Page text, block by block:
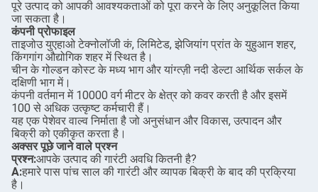
पूरे उत्पाद को आपकी आवश्यकताओं को पूरा करने के लिए अनुकूलित किया
जा सकता है।
कंपनी प्रोफाइल
ताइजोउ युएहाओ टेक्नोलॉजी कं, लिमिटेड, झेजियांग प्रांत के युहुआन शहर,
किंगगांग औद्योगिक शहर में स्थित है।
चीन के गोल्डन कोस्ट के मध्य भाग और यांग्त्ज़ी नदी डेल्टा आर्थिक सर्कल के
दक्षिणी भाग में।
कंपनी वर्तमान में 10000 वर्ग मीटर के क्षेत्र को कवर करती है और इसमें
100 से अधिक उत्कृष्ट कर्मचारी हैं।
यह एक पेशेवर वाल्व निर्माता है जो अनुसंधान और विकास, उत्पादन और
बिक्री को एकीकृत करता है।
अक्सर पूछे जाने वाले प्रश्न
प्रश्न:आपके उत्पाद की गारंटी अवधि कितनी है?
A:हमारे पास पांच साल की गारंटी और व्यापक बिक्री के बाद की प्रक्रिया
है।